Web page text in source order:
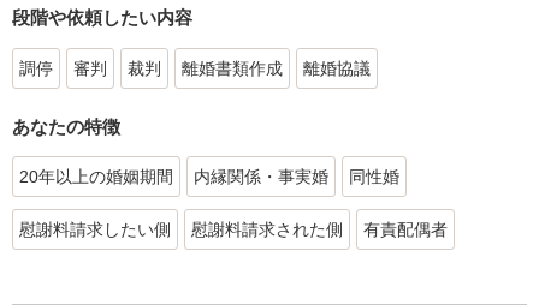
段階や依頼したい内容
調停 審判 裁判 離婚書類作成 離婚協議
あなたの特徴
20年以上の婚姻期間 内縁関係・事実婚 同性婚
慰謝料請求したい側 慰謝料請求された側 有責配偶者